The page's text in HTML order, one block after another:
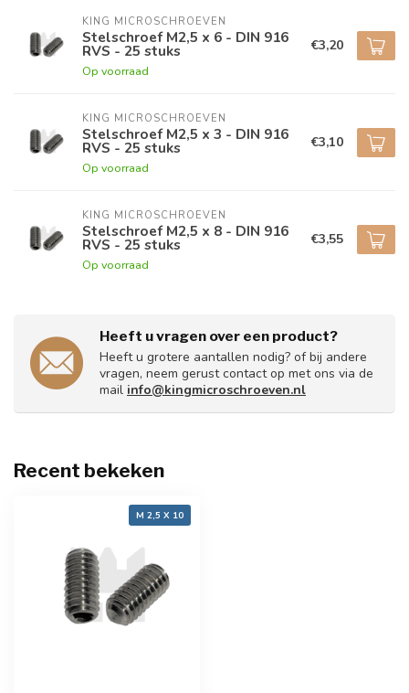
KING MICROSCHROEVEN
Stelschroef M2,5 x 6 - DIN 916
RVS - 25 stuks
Op voorraad
€3,20
KING MICROSCHROEVEN
Stelschroef M2,5 x 3 - DIN 916
RVS - 25 stuks
Op voorraad
€3,10
KING MICROSCHROEVEN
Stelschroef M2,5 x 8 - DIN 916
RVS - 25 stuks
Op voorraad
€3,55
Heeft u vragen over een product?
Heeft u grotere aantallen nodig? of bij andere
vragen, neem gerust contact op met ons via de
mail info@kingmicroschroeven.nl
Recent bekeken
M 2,5 X 10